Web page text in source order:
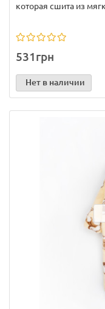
которая сшита из
531грн
Нет в наличии